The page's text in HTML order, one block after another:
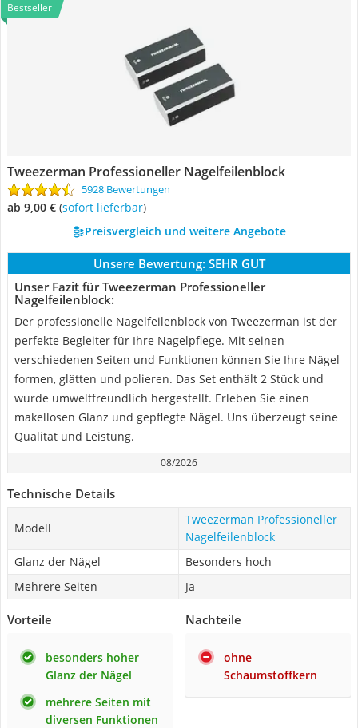
Bestseller
Tweezerman Professioneller Nagelfeilenblock
5928 Bewertungen
ab 9,00 € ( Sofort lieferbar)
Preisvergleich und weitere Angebote
Unsere Bewertung: SEHR GUT
Unser Fazit für Tweezerman Professioneller
Nagelfeilenblock:
Der professionelle Nagelfeilenblock von Tweezerman ist der
perfekte Begleiter für Ihre Nagelpflege. Mit seinen
verschiedenen Seiten und Funktionen können Sie Ihre Nägel
formen, glätten und polieren. Das Set enthält 2 Stück und
wurde umweltfreundlich hergestellt. Erleben Sie einen
makellosen Glanz und gepflegte Nägel. Uns überzeugt seine
Qualität und Leistung.
08/2026
Technische Details
Modell
Tweezerman Professioneller
Nagelfeilenblock
Glanz der Nägel
Besonders hoch
Mehrere Seiten
Ja
Vorteile
besonders hoher
Glanz der Nägel
mehrere Seiten mit
diversen Funktionen
Nachteile
ohne
Schaumstoffkern